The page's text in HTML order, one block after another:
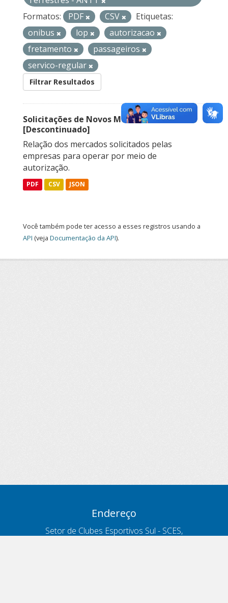
Formatos:
PDF CSV
Etiquetas:
onibus
lop
autorizacao
fretamento
passageiros
servico-regular
Filtrar Resultados
Solicitações de Novos Mercados
[Descontinuado]
Relação dos mercados solicitados pelas
empresas para operar por meio de
autorização.
PDF CSV JSON
Você também pode ter acesso a esses registros usando a
API (veja Documentação da API).
Endereço
Setor de Clubes Esportivos Sul - SCES,